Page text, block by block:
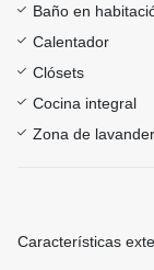
Baño en
Calentador
Clósets
Cocina integral
Zona de
Características